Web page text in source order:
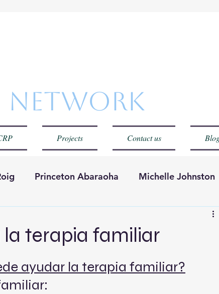
Projects Contact us
Network
Princeton Abaraoha Michelle Johnston
terapia familiar
ayudar la terapia familiar?